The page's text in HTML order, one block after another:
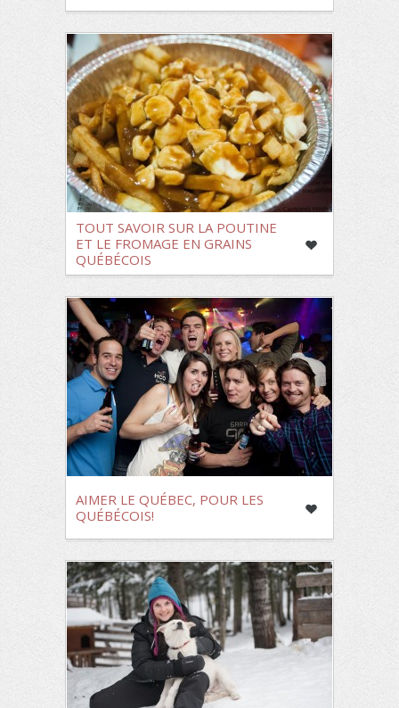
TOUT SAVOIR SUR LA POUTINE
ET LE FROMAGE EN GRAINS
QUÉBÉCOIS
AIMER LE QUÉBEC, POUR LES
QUÉBÉCOIS!